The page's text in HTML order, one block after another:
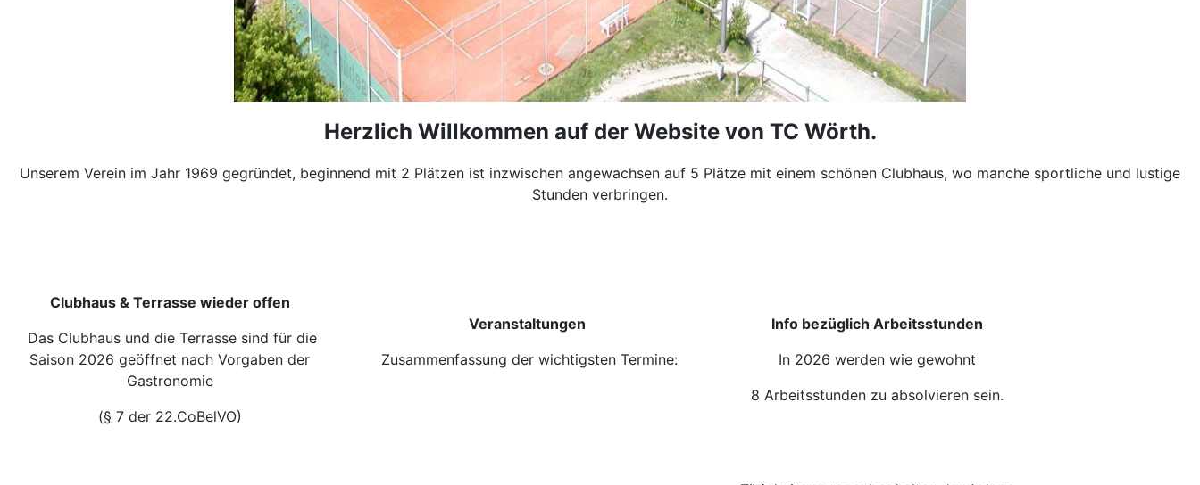
Herzlich Willkommen auf der Website von TC Wörth.
Unserem Verein im Jahr 1969 gegründet, beginnend mit 2 Plätzen ist inzwischen angewachsen auf 5 Plätze mit einem schönen Clubhaus, wo manche sportliche und lustige
Stunden verbringen.
Clubhaus & Terrasse wieder offen
Das Clubhaus und die Terrasse sind für die
Saison 2026 geöffnet nach Vorgaben der
Gastronomie
(§ 7 der 22.CoBelVO)
Veranstaltungen
Zusammenfassung der wichtigsten Termine:
Info bezüglich Arbeitsstunden
In 2026 werden wie gewohnt
8 Arbeitsstunden zu absolvieren sein.